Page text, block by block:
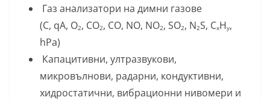
Газ анализатори на димни газове
(С, qA, O2, CO2, CO, NO, NO2, SO2, N2S, CxHy,
hPa)
Капацитивни, ултразвукови,
микровълнови, радарни, кондуктивни,
хидростатични, вибрационни нивомери и